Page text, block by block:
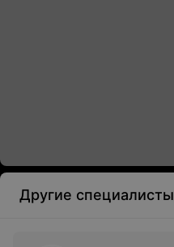
Другие специалисты